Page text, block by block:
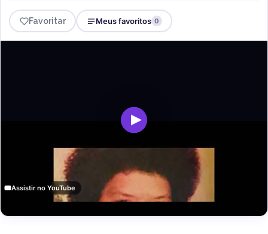
Favoritar Meus favoritos 0
Assistir no YouTube